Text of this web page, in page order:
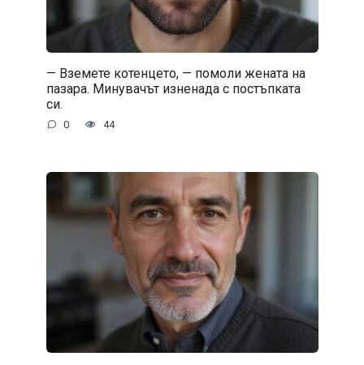
— Вземете котенцето, — помоли жената на
пазара. Минувачът изненада с постъпката
си.
0 44